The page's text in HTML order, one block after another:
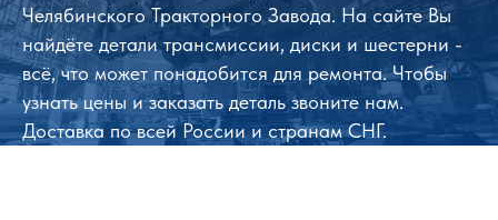
Челябинского Тракторного Завода. На сайте Вы
найдёте детали трансмиссии, диски и шестерни -
всё, что может понадобится для ремонта. Чтобы
узнать цены и заказать деталь звоните нам.
Доставка по всей России и странам СНГ.